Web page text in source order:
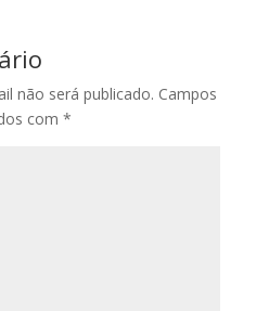
não será publicado. Campos
com *